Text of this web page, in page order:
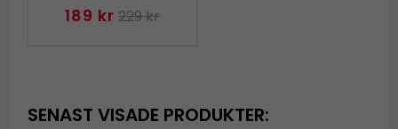
189 kr 229 kr
SENAST VISADE PRODUKTER: